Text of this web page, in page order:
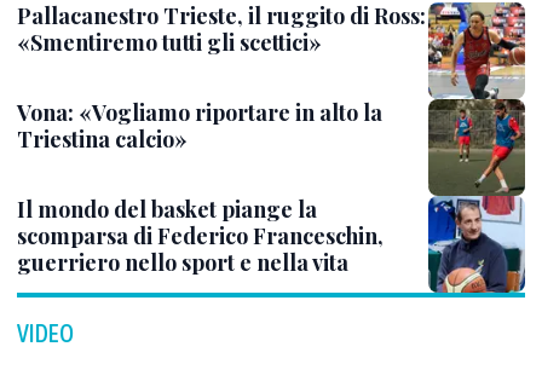
Pallacanestro Trieste, il ruggito di Ross:
«Smentiremo tutti gli scettici»
Vona: «Vogliamo riportare in alto la
Triestina calcio»
Il mondo del basket piange la
scomparsa di Federico Franceschin,
guerriero nello sport e nella vita
VIDEO